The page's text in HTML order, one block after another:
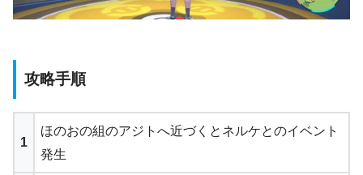
攻略手順
1
ほのおの組のアジトへ近づくとネルケとのイベント
発生